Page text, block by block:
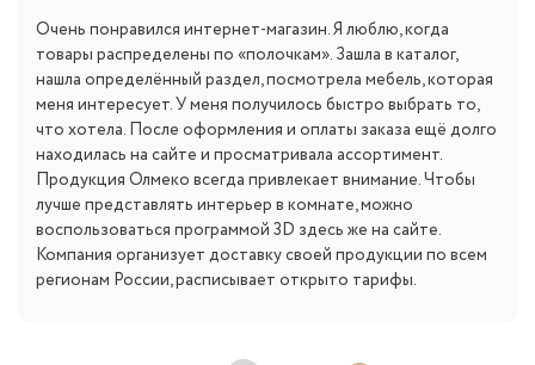
Очень понравился интернет-магазин. Я люблю, когда
товары распределены по «полочкам». Зашла в каталог,
нашла определённый раздел, посмотрела мебель, которая
меня интересует. У меня получилось быстро выбрать то,
что хотела. После оформления и оплаты заказа ещё долго
находилась на сайте и просматривала ассортимент.
Продукция Олмеко всегда привлекает внимание. Чтобы
лучше представлять интерьер в комнате, можно
воспользоваться программой 3D здесь же на сайте.
Компания организует доставку своей продукции по всем
регионам России, расписывает открыто тарифы.